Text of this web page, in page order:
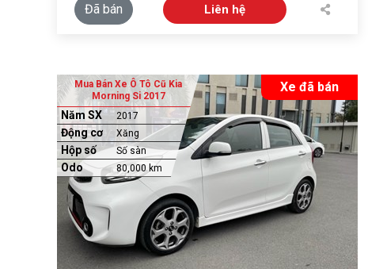
Đã bán Liên hệ
Xe đã bán
Mua Bán Xe Ô Tô Cũ Kia
Morning Si 2017
Năm SX 2017
Động cơ Xăng
Hộp số Số sàn
Odo 80,000 km